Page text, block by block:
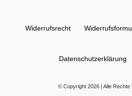
Widerrufs­recht
Daten­schutz­erklärung
© Copyright 2026 | Alle Rechte